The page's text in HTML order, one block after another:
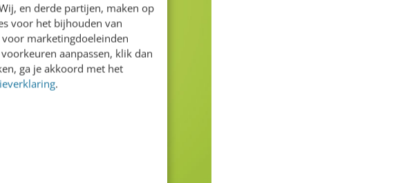
en derde partijen, maken op
voor het bijhouden van
marketingdoeleinden
aanpassen, klik dan
ga je akkoord met het
.